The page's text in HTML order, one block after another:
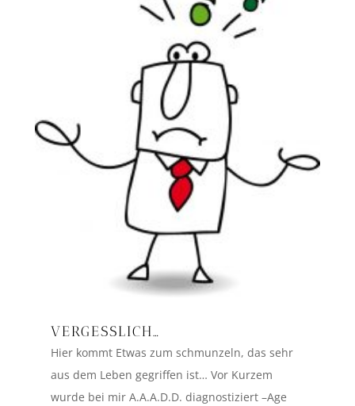
VERGESSLICH…
Hier kommt Etwas zum schmunzeln, das sehr
aus dem Leben gegriffen ist… Vor Kurzem
wurde bei mir A.A.A.D.D. diagnostiziert –Age